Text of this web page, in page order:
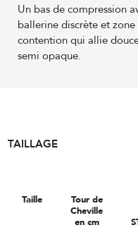
Un bas de compression
ballerine discrète et
contention qui allie
semi opaque.
TAILLAGE
Taille Tour de
Cheville
en cm